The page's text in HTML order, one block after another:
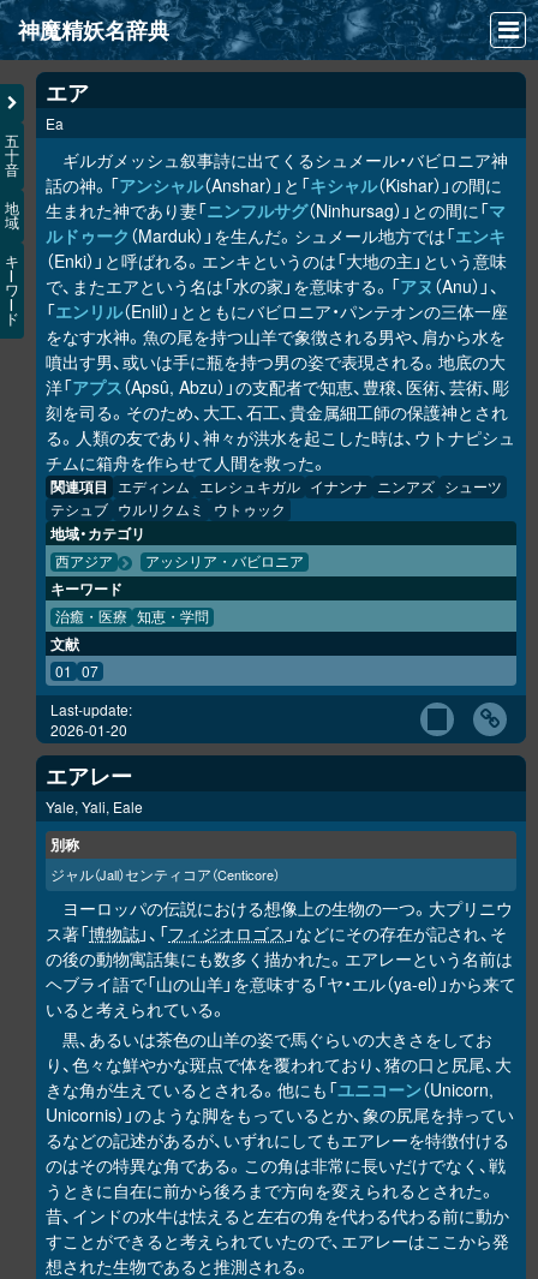
神魔精妖名辞典
NEWS
INFO
文献
検索
凖項目
画像資料便覧
LINK
五
十
音
地
域
キ
ワ
ド
エア
Ea
ギルガメッシュ叙事詩に出てくるシュメール・バビロニア神
話の神。「アンシャル（Anshar）」と「キシャル（Kishar）」の間に
生まれた神であり妻「ニンフルサグ（Ninhursag）」との間に「マ
ルドゥーク （Marduk）」を生んだ。シュメール地方では「エンキ
（Enki）」と呼ばれる。エンキというのは「大地の主」という意味
で、またエアという名は「水の家」を意味する。「アヌ （Anu）」、
「エンリル（Enlil）」とともにバビロニア・パンテオンの三体一座
をなす水神。魚の尾を持つ山羊で象徴される男や、肩から水を
噴出す男、或いは手に瓶を持つ男の姿で表現される。地底の大
洋「アプス（Apsû, Abzu）」の支配者で知恵、豊穣、医術、芸術、彫
刻を司る。そのため、大工、石工、貴金属細工師の保護神とされ
る。人類の友であり、神々が洪水を起こした時は、ウトナピシュ
チムに箱舟を作らせて人間を救った。
関連項目 エディンム エレシュキガル イナンナ ニンアズ シューツ
テシュブ ウルリクムミ ウトゥック
地域・カテゴリ
西アジア アッシリア・バビロニア
キーワード
治癒・医療 知恵・学問
文献
01 07
Last-update:
2026-01-20
エアレー
Yale, Yali, Eale
別称
ジャル（Jall）センティコア（Centicore）
ヨーロッパの伝説における想像上の生物の一つ。大プリニウ
ス著「博物誌」、「フィジオロゴス 」などにその存在が記され、そ
の後の動物寓話集にも数多く描かれた。エアレーという名前は
ヘブライ語で「山の山羊」を意味する「ヤ・エル（ya-el）」から来て
いると考えられている。
黒、あるいは茶色の山羊の姿で馬ぐらいの大きさをしてお
り、色々な鮮やかな斑点で体を覆われており、猪の口と尻尾、大
きな角が生えているとされる。他にも「ユニコーン（Unicorn,
Unicornis）」のような脚をもっているとか、象の尻尾を持ってい
るなどの記述があるが、いずれにしてもエアレーを特徴付ける
のはその特異な角である。この角は非常に長いだけでなく、戦
うときに自在に前から後ろまで方向を変えられるとされた。
昔、インドの水牛は怯えると左右の角を代わる代わる前に動か
すことができると考えられていたので、エアレーはここから発
想された生物であると推測される。